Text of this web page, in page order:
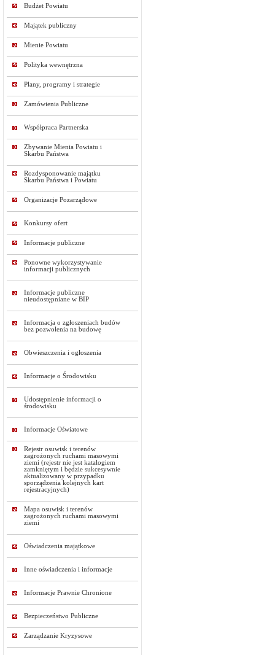
Budżet Powiatu
Majątek publiczny
Mienie Powiatu
Polityka wewnętrzna
Plany, programy i strategie
Zamówienia Publiczne
Współpraca Partnerska
Zbywanie Mienia Powiatu i
Skarbu Państwa
Rozdysponowanie majątku
Skarbu Państwa i Powiatu
Organizacje Pozarządowe
Konkursy ofert
Informacje publiczne
Ponowne wykorzystywanie
informacji publicznych
Informacje publiczne
nieudostępniane w BIP
Informacja o zgłoszeniach budów
bez pozwolenia na budowę
Obwieszczenia i ogłoszenia
Informacje o Środowisku
Udostępnienie informacji o
środowisku
Informacje Oświatowe
Rejestr osuwisk i terenów
zagrożonych ruchami masowymi
ziemi (rejestr nie jest katalogiem
zamkniętym i będzie sukcesywnie
aktualizowany w przypadku
sporządzenia kolejnych kart
rejestracyjnych)
Mapa osuwisk i terenów
zagrożonych ruchami masowymi
ziemi
Oświadczenia majątkowe
Inne oświadczenia i informacje
Informacje Prawnie Chronione
Bezpieczeństwo Publiczne
Zarządzanie Kryzysowe